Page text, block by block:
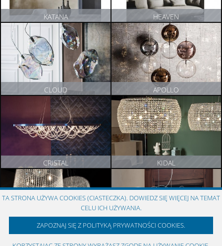
KATANA
ZOBACZ PRODUKT
HEAVEN
ZOBACZ PRODUKT
CLOUD
ZOBACZ PRODUKT
APOLLO
ZOBACZ PRODUKT
CRISTAL
ZOBACZ PRODUKT
KIDAL
ZOBACZ PRODUKT
VENEZIA OKTOPUS
TA STRONA UŻYWA COOKIES (CIASTECZKA). DOWIEDZ SIĘ WIĘCEJ NA TEMAT
CELU ICH UŻYWANIA.
ZAPOZNAJ SIĘ Z POLITYKĄ PRYWATNOŚCI COOKIES.